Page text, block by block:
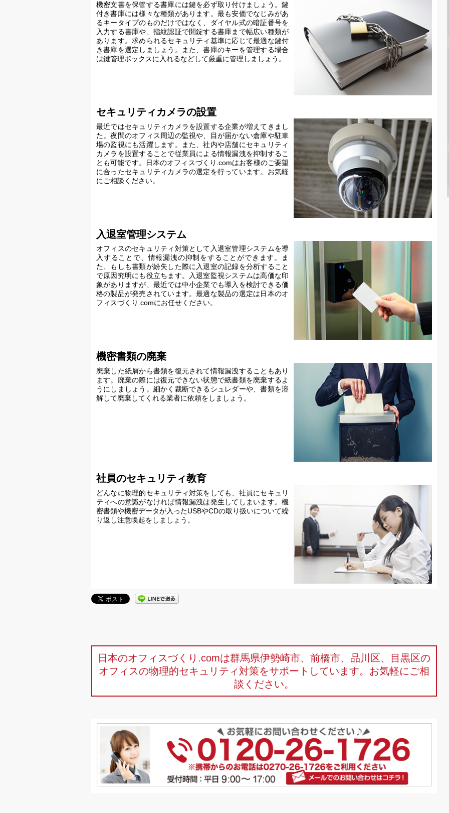
機密文書を保管する書庫には鍵を必ず取り付けましょう。鍵
付き書庫には様々な種類があります。最も安価でなじみがあ
るキータイプのものだけではなく、ダイヤル式の暗証番号を
入力する書庫や、指紋認証で開錠する書庫まで幅広い種類が
あります。求められるセキュリティ基準に応じて最適な鍵付
き書庫を選定しましょう。また、書庫のキーを管理する場合
は鍵管理ボックスに入れるなどして厳重に管理しましょう。
セキュリティカメラの設置
最近ではセキュリティカメラを設置する企業が増えてきまし
た。夜間のオフィス周辺の監視や、目が届かない倉庫や駐車
場の監視にも活躍します。また、社内や店舗にセキュリティ
カメラを設置することで従業員による情報漏洩を抑制するこ
とも可能です。日本のオフィスづくり.comはお客様のご要望
に合ったセキュリティカメラの選定を行っています。お気軽
にご相談ください。
入退室管理システム
オフィスのセキュリティ対策として入退室管理システムを導
入することで、情報漏洩の抑制をすることができます。ま
た、もしも書類が紛失した際に入退室の記録を分析すること
で原因究明にも役立ちます。入退室監視システムは高価な印
象がありますが、最近では中小企業でも導入を検討できる価
格の製品が発売されています。最適な製品の選定は日本のオ
フィスづくり.comにお任せください。
機密書類の廃棄
廃棄した紙屑から書類を復元されて情報漏洩することもあり
ます。廃棄の際には復元できない状態で紙書類を廃棄するよ
うにしましょう。細かく裁断できるシュレダーや、書類を溶
解して廃棄してくれる業者に依頼をしましょう。
社員のセキュリティ教育
どんなに物理的セキュリティ対策をしても、社員にセキュリ
ティへの意識がなければ情報漏洩は発生してしまいます。機
密書類や機密データが入ったUSBやCDの取り扱いについて繰
り返し注意喚起をしましょう。
日本のオフィスづくり.comは群馬県伊勢崎市、前橋市、品川区、目黒区の
オフィスの物理的セキュリティ対策をサポートしています。お気軽にご相
談ください。